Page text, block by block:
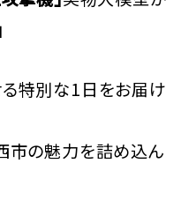
特別な1日をお届け
市の魅力を詰め込ん